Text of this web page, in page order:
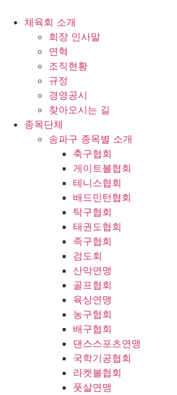
체육회 소개
회장 인사말
연혁
조직현황
규정
경영공시
찾아오시는 길
종목단체
송파구 종목별 소개
축구협회
게이트볼협회
테니스협회
배드민턴협회
탁구협회
태권도협회
족구협회
검도회
산악연맹
골프협회
육상연맹
농구협회
배구협회
댄스스포츠연맹
국학기공협회
라켓볼협회
풋살연맹